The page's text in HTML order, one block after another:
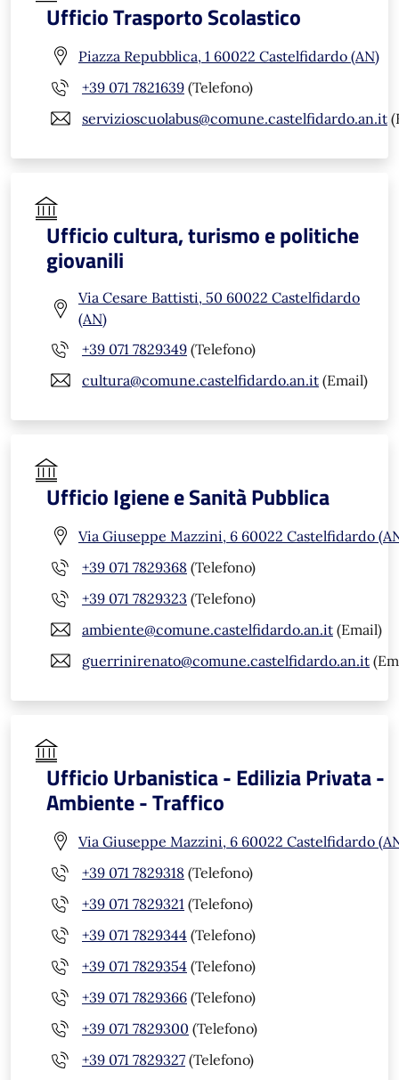
Ufficio Trasporto Scolastico
Piazza Repubblica, 1 60022 Castelfidardo (AN)
+39 071 7821639 (Telefono)
servizioscuolabus@comune.castelfidardo.an.it
Ufficio cultura, turismo e politiche
giovanili
Via Cesare Battisti, 50 60022 Castelfidardo
(AN)
+39 071 7829349 (Telefono)
cultura@comune.castelfidardo.an.it (Email)
Ufficio Igiene e Sanità Pubblica
Via Giuseppe Mazzini, 6 60022 Castelfidardo
+39 071 7829368 (Telefono)
+39 071 7829323 (Telefono)
ambiente@comune.castelfidardo.an.it (Email)
guerrinirenato@comune.castelfidardo.an.it
Ufficio Urbanistica - Edilizia Privata -
Ambiente - Traffico
Via Giuseppe Mazzini, 6 60022 Castelfidardo
+39 071 7829318 (Telefono)
+39 071 7829321 (Telefono)
+39 071 7829344 (Telefono)
+39 071 7829354 (Telefono)
+39 071 7829366 (Telefono)
+39 071 7829300 (Telefono)
+39 071 7829327 (Telefono)